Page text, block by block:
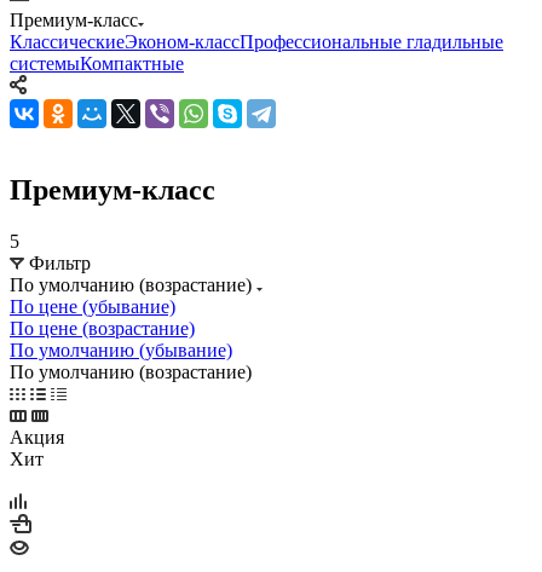
Премиум-класс
КлассическиеЭконом-классПрофессиональные гладильные
системыКомпактные
Премиум-класс
5
Фильтр
По умолчанию (возрастание)
По цене (убывание)
По цене (возрастание)
По умолчанию (убывание)
По умолчанию (возрастание)
Акция
Хит